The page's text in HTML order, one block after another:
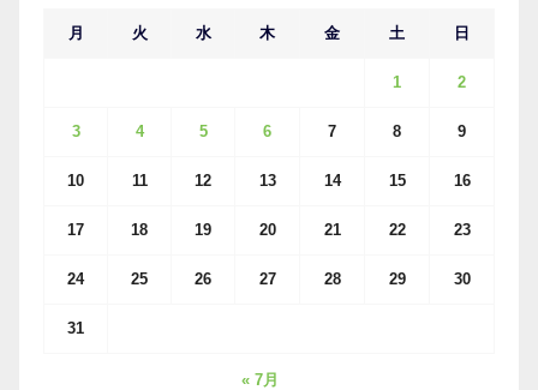
月 火 水 木 金 土 日
1 2
3 4 5 6 7 8 9
10 11 12 13 14 15 16
17 18 19 20 21 22 23
24 25 26 27 28 29 30
31
« 7月